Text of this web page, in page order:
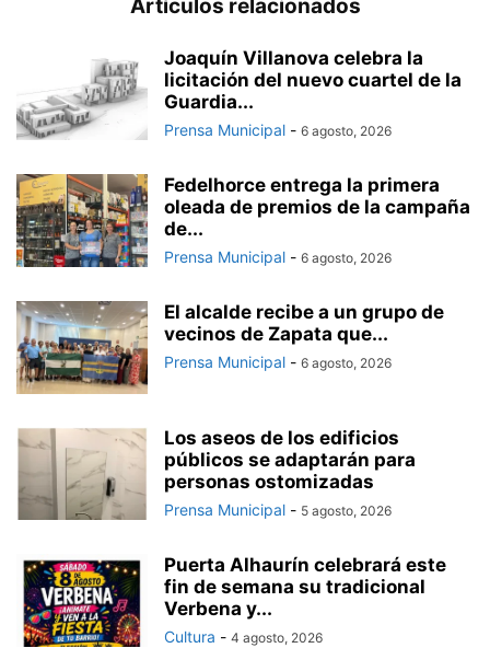
Artículos relacionados
Joaquín Villanova celebra la
licitación del nuevo cuartel de la
Guardia...
Prensa Municipal - 6 agosto, 2026
Fedelhorce entrega la primera
oleada de premios de la campaña
de...
Prensa Municipal - 6 agosto, 2026
El alcalde recibe a un grupo de
vecinos de Zapata que...
Prensa Municipal - 6 agosto, 2026
Los aseos de los edificios
públicos se adaptarán para
personas ostomizadas
Prensa Municipal - 5 agosto, 2026
Puerta Alhaurín celebrará este
fin de semana su tradicional
Verbena y...
Cultura - 4 agosto, 2026